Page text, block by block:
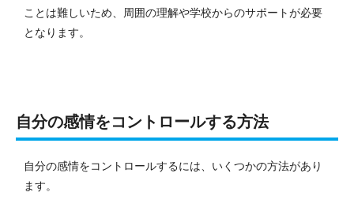
ことは難しいため、周囲の理解や学校からのサポートが必要
となります。
自分の感情をコントロールする方法
自分の感情をコントロールするには、いくつかの方法があり
ます。